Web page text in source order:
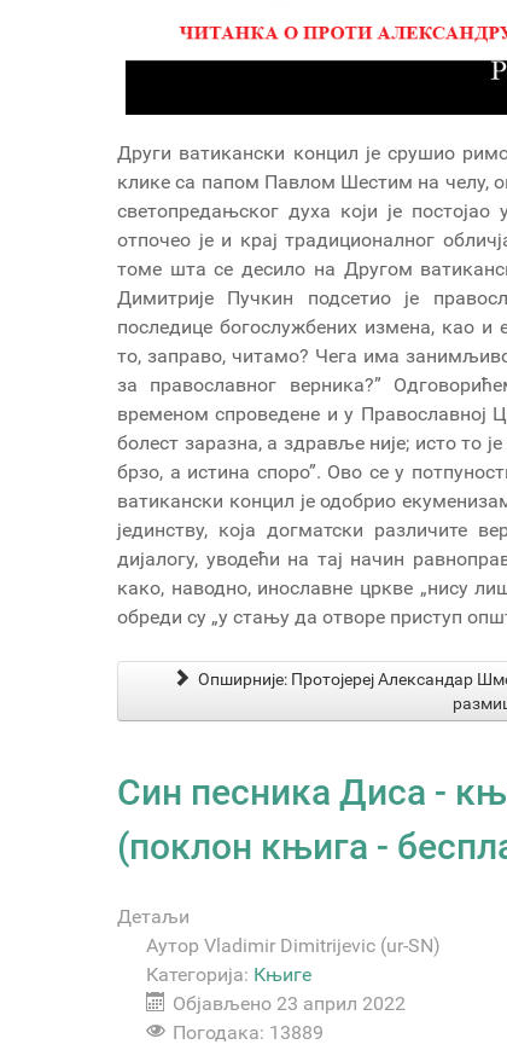
Други ватикански концил је срушио
клике са папом Павлом Шестим на челу,
светопредањског духа који је
отпочео је и крај традиционалног
томе шта се десило на Другом
Димитрије Пучкин подсетио је
последице богослужбених измена, као и
то, заправо, читамо? Чега има
за православног верника?”
временом спроведене и у Православној
болест заразна, а здравље није; исто то
брзо, а истина споро”. Ово се у
ватикански концил је одобрио
јединству, која догматски различите
дијалогу, уводећи на тај начин
како, наводно, инославне цркве „нису
обреди су „у стању да отворе приступ
Опширније: Протојереј Александар
Син песника Диса -
(поклон књига -
Детаљи
Аутор Vladimir Dimitrijevic (ur-SN)
Категорија: Књиге
Објављено 23 април 2022
Погодака: 13889